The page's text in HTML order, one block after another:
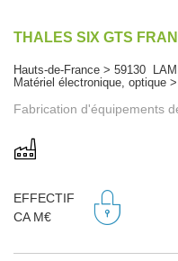
THALES SIX GTS
Hauts-de-France > 59130
Matériel électronique, optique
Fabrication d'équipements
EFFECTIF
CA M€